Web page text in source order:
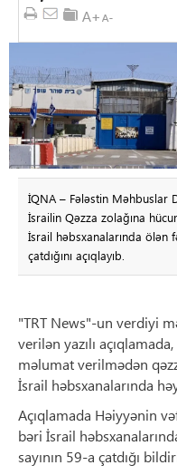
İQNA – Fələstin Məhbuslar
İsrailin Qəzza zolağına
İsrail həbsxanalarında ölən
çatdığını açıqlayıb.
"TRT News"-un verdiyi
verilən yazılı
məlumat verilmədən
İsrail həbsxanalarında
Açıqlamada Həiyyənin
bəri İsrail
sayının 59-a çatdığı